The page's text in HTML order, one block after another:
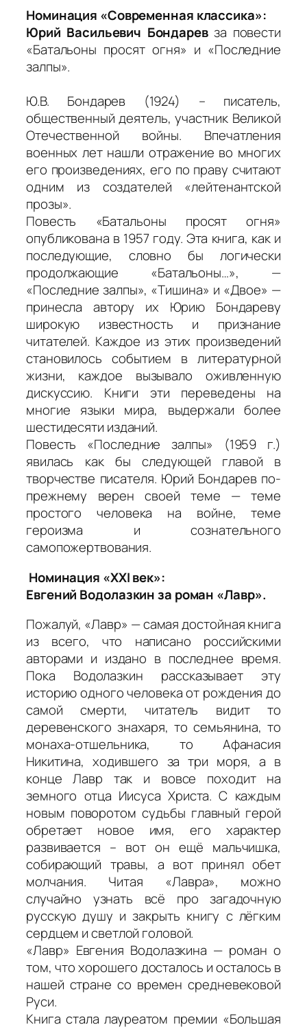
Номинация «Современная классика»:
Юрий Васильевич Бондаревза повести
«Батальоны просят огня» и «Последние
залпы».
Ю.В. Бондарев (1924) – писатель,
общественный деятель, участник Великой
Отечественной войны. Впечатления
военных лет нашли отражение во многих
его произведениях, его по праву считают
одним из создателей «лейтенантской
прозы».
Повесть «Батальоны просят огня»
опубликована в 1957 году. Эта книга, как и
последующие, словно бы логически
продолжающие «Батальоны…», —
«Последние залпы», «Тишина» и «Двое» —
принесла автору их Юрию Бондареву
широкую известность и признание
читателей. Каждое из этих произведений
становилось событием в литературной
жизни, каждое вызывало оживленную
дискуссию. Книги эти переведены на
многие языки мира, выдержали более
шестидесяти изданий.
Повесть «Последние залпы» (1959 г.)
явилась как бы следующей главой в
творчестве писателя. Юрий Бондарев по-
прежнему верен своей теме — теме
простого человека на войне, теме
героизма и сознательного
самопожертвования.
Номинация «XXI век»:
Евгений Водолазкин за роман «Лавр».
Пожалуй, «Лавр» — самая достойная книга
из всего, что написано российскими
авторами и издано в последнее время.
Пока Водолазкин рассказывает эту
историю одного человека от рождения до
самой смерти, читатель видит то
деревенского знахаря, то семьянина, то
монаха-отшельника, то Афанасия
Никитина, ходившего за три моря, а в
конце Лавр так и вовсе походит на
земного отца Иисуса Христа. С каждым
новым поворотом судьбы главный герой
обретает новое имя, его характер
развивается – вот он ещё мальчишка,
собирающий травы, а вот принял обет
молчания. Читая «Лавра», можно
случайно узнать всё про загадочную
русскую душу и закрыть книгу с лёгким
сердцем и светлой головой.
«Лавр» Евгения Водолазкина — роман о
том, что хорошего досталось и осталось в
нашей стране со времен средневековой
Руси.
Книга стала лауреатом премии «Большая